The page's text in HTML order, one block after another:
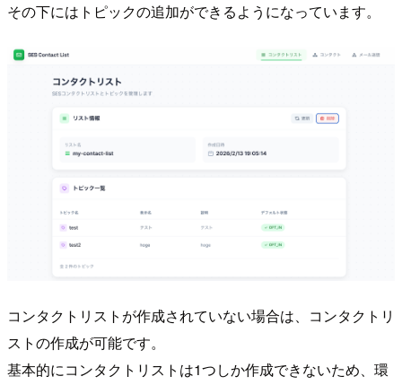
その下にはトピックの追加ができるようになっています。
コンタクトリストが作成されていない場合は、コンタクトリ
ストの作成が可能です。
基本的にコンタクトリストは1つしか作成できないため、環